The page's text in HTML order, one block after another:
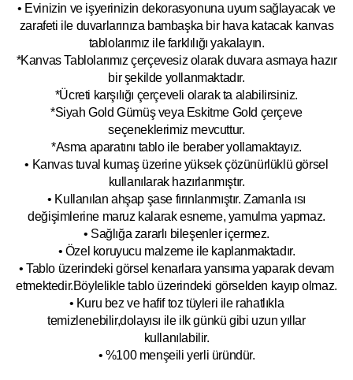
• Evinizin ve işyerinizin dekorasyonuna uyum sağlayacak ve
zarafeti ile duvarlarınıza bambaşka bir hava katacak kanvas
tablolarımız ile farklılığı yakalayın.
*Kanvas Tablolarımız çerçevesiz olarak duvara asmaya hazır
bir şekilde yollanmaktadır.
*Ücreti karşılığı çerçeveli olarak ta alabilirsiniz.
*Siyah Gold Gümüş veya Eskitme Gold çerçeve
seçeneklerimiz mevcuttur.
*Asma aparatını tablo ile beraber yollamaktayız.
• Kanvas tuval kumaş üzerine yüksek çözünürlüklü görsel
kullanılarak hazırlanmıştır.
• Kullanılan ahşap şase fırınlanmıştır. Zamanla ısı
değişimlerine maruz kalarak esneme, yamulma yapmaz.
• Sağlığa zararlı bileşenler içermez.
• Özel koruyucu malzeme ile kaplanmaktadır.
• Tablo üzerindeki görsel kenarlara yansıma yaparak devam
etmektedir.Böylelikle tablo üzerindeki görselden kayıp olmaz.
• Kuru bez ve hafif toz tüyleri ile rahatlıkla
temizlenebilir,dolayısı ile ilkgünkü gibi uzun yıllar
kullanılabilir.
• %100 menşeili yerli üründür.